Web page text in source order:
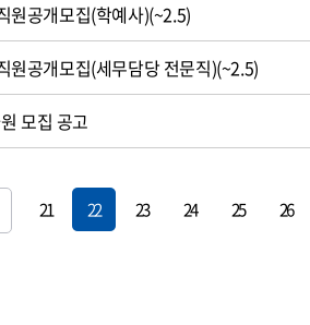
원공개모집(학예사)(~2.5)
원공개모집(세무담당 전문직)(~2.5)
모집 공고
21 22 23 24 25 26